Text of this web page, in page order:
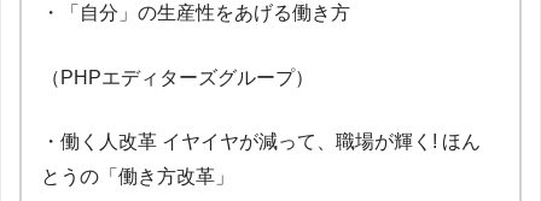
・「自分」の生産性をあげる働き方
（PHPエディターズグループ）
・働く人改革 イヤイヤが減って、職場が輝く! ほん
とうの「働き方改革」